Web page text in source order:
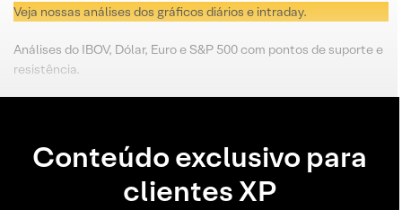
Veja nossas análises dos gráficos diários e intraday.
Análises do IBOV, Dólar, Euro e S&P 500 com pontos de suporte e
resistência.
Conteúdo exclusivo para
clientes XP